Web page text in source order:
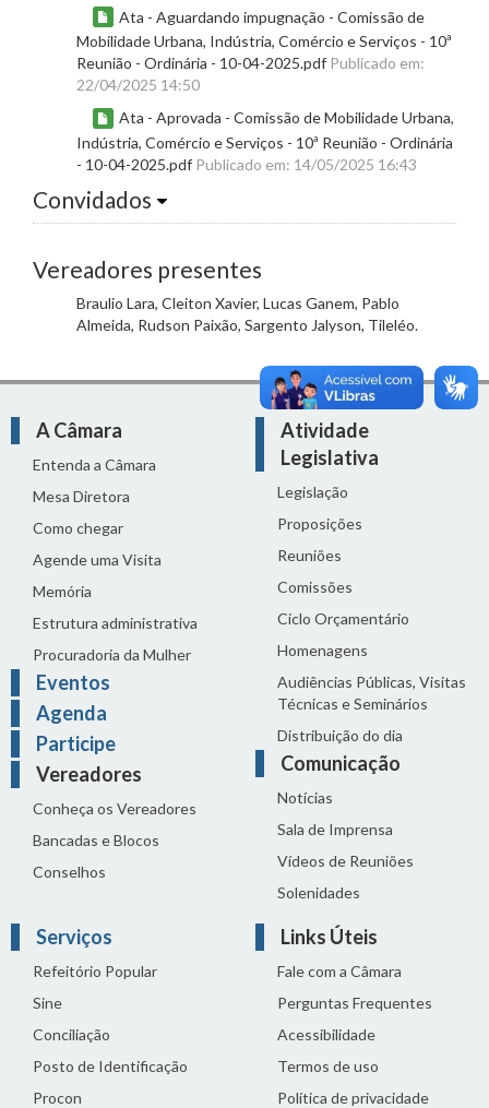
Ata - Aguardando impugnação - Comissão de
Mobilidade Urbana, Indústria, Comércio e Serviços - 10ª
Reunião - Ordinária - 10-04-2025.pdf Publicado em:
22/04/2025 14:50
Ata - Aprovada - Comissão de Mobilidade Urbana,
Indústria, Comércio e Serviços - 10ª Reunião - Ordinária
- 10-04-2025.pdf Publicado em: 14/05/2025 16:43
Convidados
Vereadores presentes
Braulio Lara, Cleiton Xavier, Lucas Ganem, Pablo
Almeida, Rudson Paixão, Sargento Jalyson, Tileléo.
A Câmara
Entenda a Câmara
Mesa Diretora
Como chegar
Agende uma Visita
Memória
Estrutura administrativa
Procuradoria da Mulher
Eventos
Agenda
Participe
Vereadores
Conheça os Vereadores
Bancadas e Blocos
Conselhos
Atividade
Legislativa
Legislação
Proposições
Reuniões
Comissões
Ciclo Orçamentário
Homenagens
Audiências Públicas, Visitas
Técnicas e Seminários
Distribuição do dia
Comunicação
Notícias
Sala de Imprensa
Vídeos de Reuniões
Solenidades
Serviços
Refeitório Popular
Sine
Conciliação
Posto de Identificação
Procon
Links Úteis
Fale com a Câmara
Perguntas Frequentes
Acessibilidade
Termos de uso
Política de privacidade